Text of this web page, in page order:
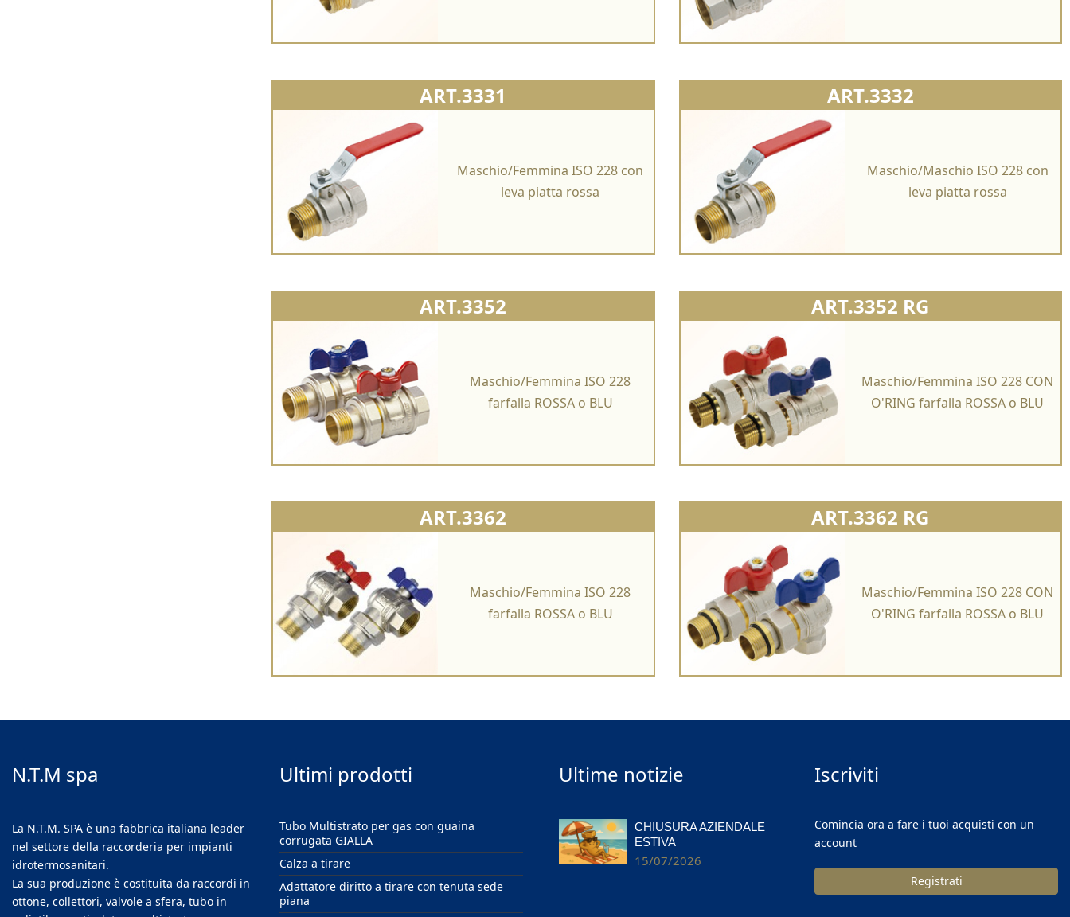
ART.3331
Maschio/Femmina ISO 228 con
leva piatta rossa
ART.3332
Maschio/Maschio ISO 228 con
leva piatta rossa
ART.3352
Maschio/Femmina ISO 228
farfalla ROSSA o BLU
ART.3352 RG
Maschio/Femmina ISO 228 CON
O'RING farfalla ROSSA o BLU
ART.3362
Maschio/Femmina ISO 228
farfalla ROSSA o BLU
ART.3362 RG
Maschio/Femmina ISO 228 CON
O'RING farfalla ROSSA o BLU
N.T.M spa
La N.T.M. SPA è una fabbrica italiana leader
nel settore della raccorderia per impianti
idrotermosanitari.
La sua produzione è costituita da raccordi in
ottone, collettori, valvole a sfera, tubo in
Ultimi prodotti
Tubo Multistrato per gas con guaina
corrugata GIALLA
Calza a tirare
Adattatore diritto a tirare con tenuta sede
piana
Ultime notizie
CHIUSURA AZIENDALE
ESTIVA
15/07/2026
Iscriviti
Comincia ora a fare i tuoi acquisti con un
account
Registrati